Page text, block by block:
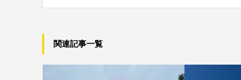
関連記事一覧